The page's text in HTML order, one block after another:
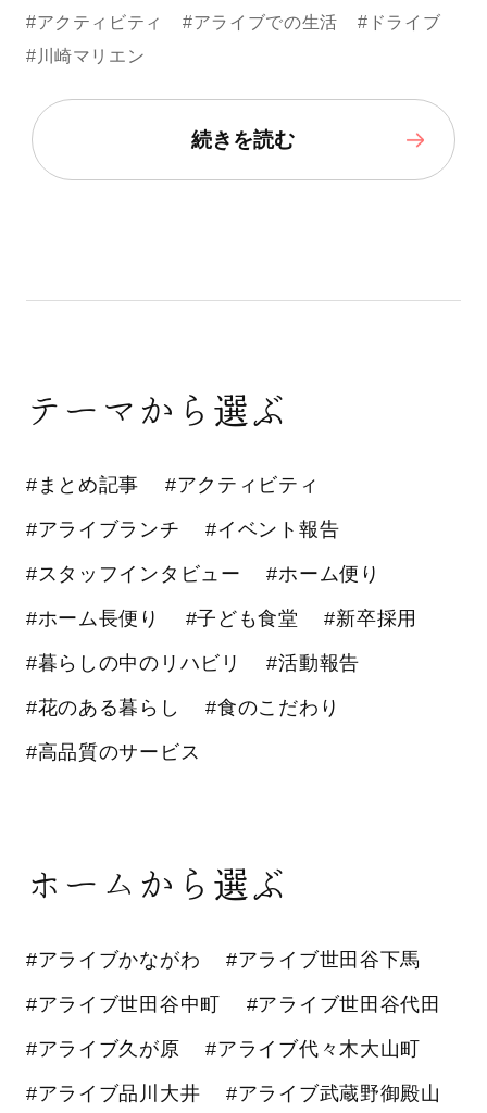
#アクティビティ
#アライブでの生活
#ドライブ
#川崎マリエン
続きを読む
テーマから選ぶ
#まとめ記事 #アクティビティ
#アライブランチ #イベント報告
#スタッフインタビュー #ホーム便り
#ホーム長便り #子ども食堂 #新卒採用
#暮らしの中のリハビリ #活動報告
#花のある暮らし #食のこだわり
#高品質のサービス
ホームから選ぶ
#アライブかながわ #アライブ世田谷下馬
#アライブ世田谷中町 #アライブ世田谷代田
#アライブ久が原 #アライブ代々木大山町
#アライブ品川大井 #アライブ武蔵野御殿山